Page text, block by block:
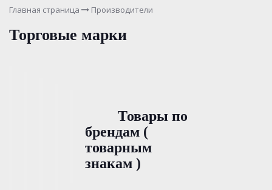
Главная страница Производители
Торговые марки
Товары по
брендам (
товарным
знакам )